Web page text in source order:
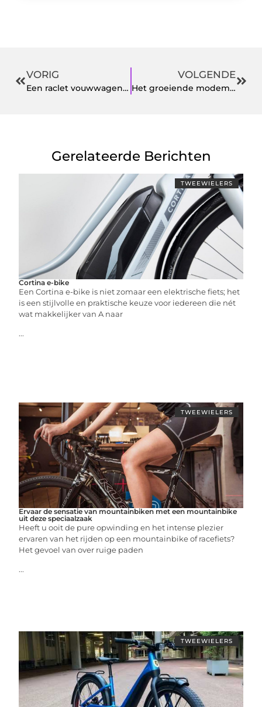
VORIG
Een raclet vouwwagen precies naar uw wensen
VOLGENDE
Het groeiende modemerk XPLCT studios
Gerelateerde Berichten
TWEEWIELERS
Cortina e-bike
Een Cortina e-bike is niet zomaar een elektrische fiets; het
is een stijlvolle en praktische keuze voor iedereen die nét
wat makkelijker van A naar
...
TWEEWIELERS
Ervaar de sensatie van mountainbiken met een mountainbike
uit deze speciaalzaak
Heeft u ooit de pure opwinding en het intense plezier
ervaren van het rijden op een mountainbike of racefiets?
Het gevoel van over ruige paden
...
TWEEWIELERS